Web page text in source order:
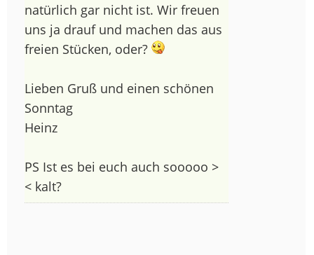
natürlich gar nicht ist. Wir freuen
uns ja drauf und machen das aus
freien Stücken, oder?
Lieben Gruß und einen schönen
Sonntag
Heinz
PS Ist es bei euch auch sooooo >
< kalt?